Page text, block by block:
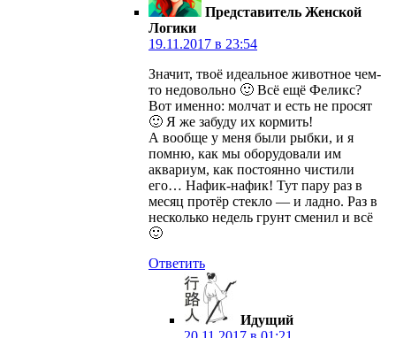
Представитель Женской
Логики
19.11.2017 в 23:54
Значит, твоё идеальное животное чем-
то недовольно 🙂 Всё ещё Феликс?
Вот именно: молчат и есть не просят
🙂 Я же забуду их кормить!
А вообще у меня были рыбки, и я
помню, как мы оборудовали им
аквариум, как постоянно чистили
его… Нафик-нафик! Тут пару раз в
месяц протёр стекло — и ладно. Раз в
несколько недель грунт сменил и всё
🙂
Ответить
Идущий